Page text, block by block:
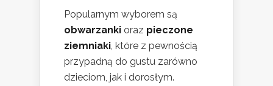
Popularnym wyborem są
obwarzanki oraz pieczone
ziemniaki , które z pewnością
przypadną do gustu zarówno
dzieciom, jak i dorosłym.